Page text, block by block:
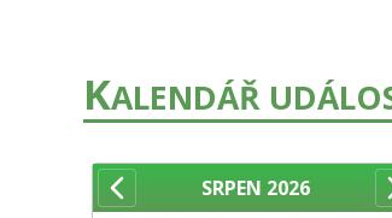
KALENDÁŘ
SRPEN 2026